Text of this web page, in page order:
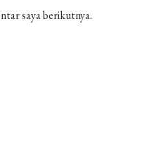
saya berikutnya.